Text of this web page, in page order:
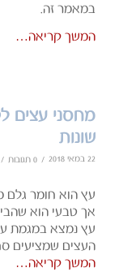
במאמר זה.
המשך קריאה…
מחסני עצים
שונות
22 במאי 2018 / 0 תגובות /
עץ הוא חומר גלם
אך טבעי הוא
עץ נמצא במגמת
העצים שמציעים
המשך קריאה…